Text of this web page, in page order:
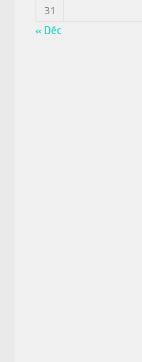
31
« Déc